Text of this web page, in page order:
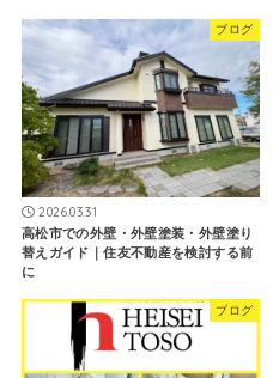
ブログ
2026.03.31
高松市での外壁・外壁塗装・外壁塗り
替えガイド｜住友不動産を検討する前
に
ブログ